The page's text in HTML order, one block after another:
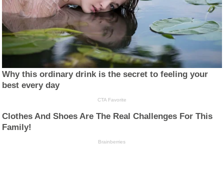
Why this ordinary drink is the secret to feeling your
best every day
CTA Favorite
Clothes And Shoes Are The Real Challenges For This
Family!
Brainberries